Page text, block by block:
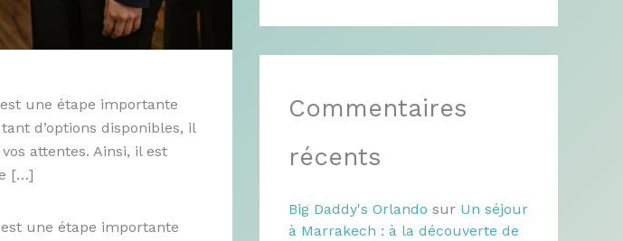
une étape importante
d’options disponibles, il
attentes. Ainsi, il est
[…]
une étape importante
Commentaires
récents
Big Daddy's Orlando sur Un séjour
à Marrakech : à la découverte de